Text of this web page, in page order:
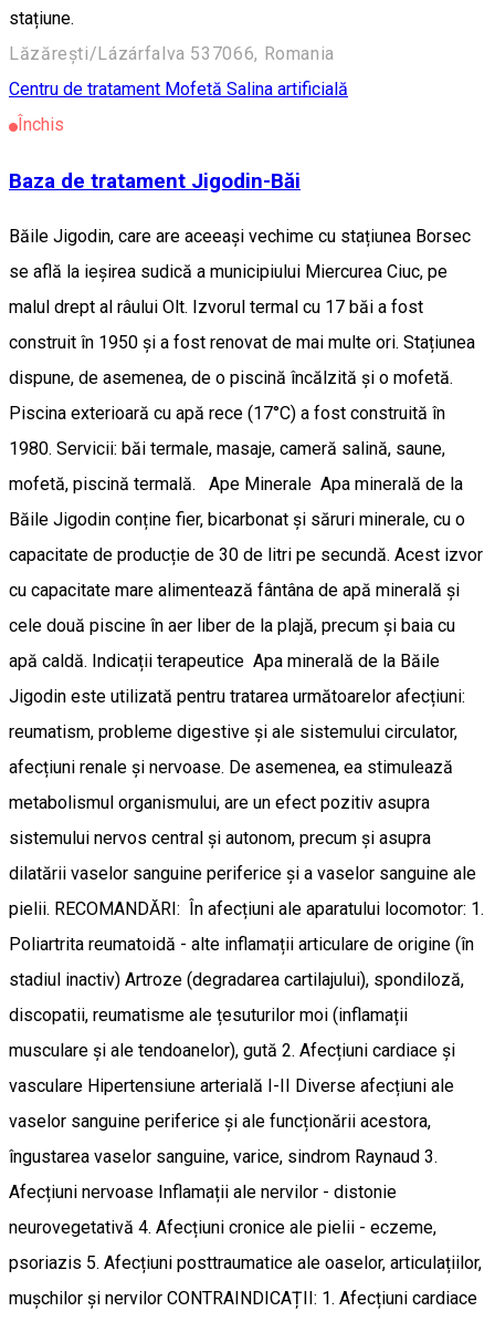
stațiune.
Lăzărești/Lázárfalva 537066, Romania
Centru de tratament Mofetă Salina artificială
Închis
Baza de tratament Jigodin-Băi
Băile Jigodin, care are aceeași vechime cu stațiunea Borsec
se află la ieșirea sudică a municipiului Miercurea Ciuc, pe
malul drept al râului Olt. Izvorul termal cu 17 băi a fost
construit în 1950 și a fost renovat de mai multe ori. Stațiunea
dispune, de asemenea, de o piscină încălzită și o mofetă.
Piscina exterioară cu apă rece (17°C) a fost construită în
1980. Servicii: băi termale, masaje, cameră salină, saune,
mofetă, piscină termală. Ape Minerale Apa minerală de la
Băile Jigodin conține fier, bicarbonat și săruri minerale, cu o
capacitate de producție de 30 de litri pe secundă. Acest izvor
cu capacitate mare alimentează fântâna de apă minerală și
cele două piscine în aer liber de la plajă, precum și baia cu
apă caldă. Indicații terapeutice Apa minerală de la Băile
Jigodin este utilizată pentru tratarea următoarelor afecțiuni:
reumatism, probleme digestive și ale sistemului circulator,
afecțiuni renale și nervoase. De asemenea, ea stimulează
metabolismul organismului, are un efect pozitiv asupra
sistemului nervos central și autonom, precum și asupra
dilatării vaselor sanguine periferice și a vaselor sanguine ale
pielii. RECOMANDĂRI: În afecțiuni ale aparatului locomotor: 1.
Poliartrita reumatoidă - alte inflamații articulare de origine (în
stadiul inactiv) Artroze (degradarea cartilajului), spondiloză,
discopatii, reumatisme ale țesuturilor moi (inflamații
musculare și ale tendoanelor), gută 2. Afecțiuni cardiace și
vasculare Hipertensiune arterială I-II Diverse afecțiuni ale
vaselor sanguine periferice și ale funcționării acestora,
îngustarea vaselor sanguine, varice, sindrom Raynaud 3.
Afecțiuni nervoase Inflamații ale nervilor - distonie
neurovegetativă 4. Afecțiuni cronice ale pielii - eczeme,
psoriazis 5. Afecțiuni posttraumatice ale oaselor, articulațiilor,
mușchilor și nervilor CONTRAINDICAȚII: 1. Afecțiuni cardiace